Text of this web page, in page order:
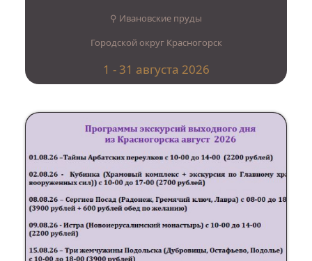
⚲ Ивановские пруды
Городской округ Красногорск
1 - 31 августа 2026